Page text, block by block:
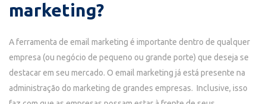
marketing?
A ferramenta de email marketing é importante dentro de qualquer
empresa (ou negócio de pequeno ou grande porte) que deseja se
destacar em seu mercado. O email marketing já está presente na
administração do marketing de grandes empresas. Inclusive, isso